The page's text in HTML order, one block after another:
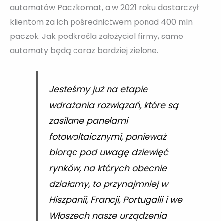
automatów Paczkomat, a w 2021 roku dostarczył
klientom za ich pośrednictwem ponad 400 mln
paczek. Jak podkreśla założyciel firmy, same
automaty będą coraz bardziej zielone.
Jesteśmy już na etapie
wdrażania rozwiązań, które są
zasilane panelami
fotowoltaicznymi, ponieważ
biorąc pod uwagę dziewięć
rynków, na których obecnie
działamy, to przynajmniej w
Hiszpanii, Francji, Portugalii i we
Włoszech nasze urządzenia